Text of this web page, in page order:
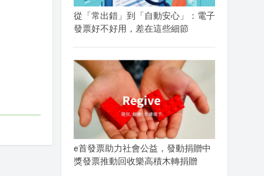
從「常出錯」到「自動安心」：電子
發票好不好用，差在這些細節
e首發票助力社會公益，發動捐贈中
獎發票推動回收樂高積木轉捐贈